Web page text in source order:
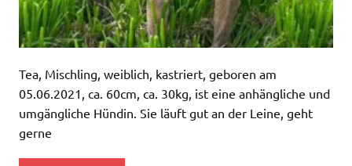
Tea, Mischling, weiblich, kastriert, geboren am
05.06.2021, ca. 60cm, ca. 30kg, ist eine anhängliche und
umgängliche Hündin. Sie läuft gut an der Leine, geht
gerne